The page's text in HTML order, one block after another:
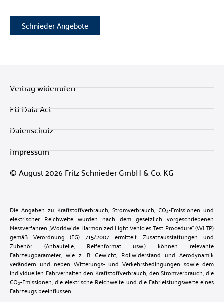
Schnieder Angebote
Vertrag widerrufen
EU Data Act
Datenschutz
Impressum
© August 2026 Fritz Schnieder GmbH & Co. KG
Die Angaben zu Kraftstoffverbrauch, Stromverbrauch, CO₂-Emissionen und
elektrischer Reichweite wurden nach dem gesetzlich vorgeschriebenen
Messverfahren „Worldwide Harmonized Light Vehicles Test Procedure“ (WLTP)
gemäß Verordnung (EG) 715/2007 ermittelt. Zusatzausstattungen und
Zubehör (Anbauteile, Reifenformat usw.) können relevante
Fahrzeugparameter, wie z. B. Gewicht, Rollwiderstand und Aerodynamik
verändern und neben Witterungs- und Verkehrsbedingungen sowie dem
individuellen Fahrverhalten den Kraftstoffverbrauch, den Stromverbrauch, die
CO₂-Emissionen, die elektrische Reichweite und die Fahrleistungswerte eines
Fahrzeugs beeinflussen.